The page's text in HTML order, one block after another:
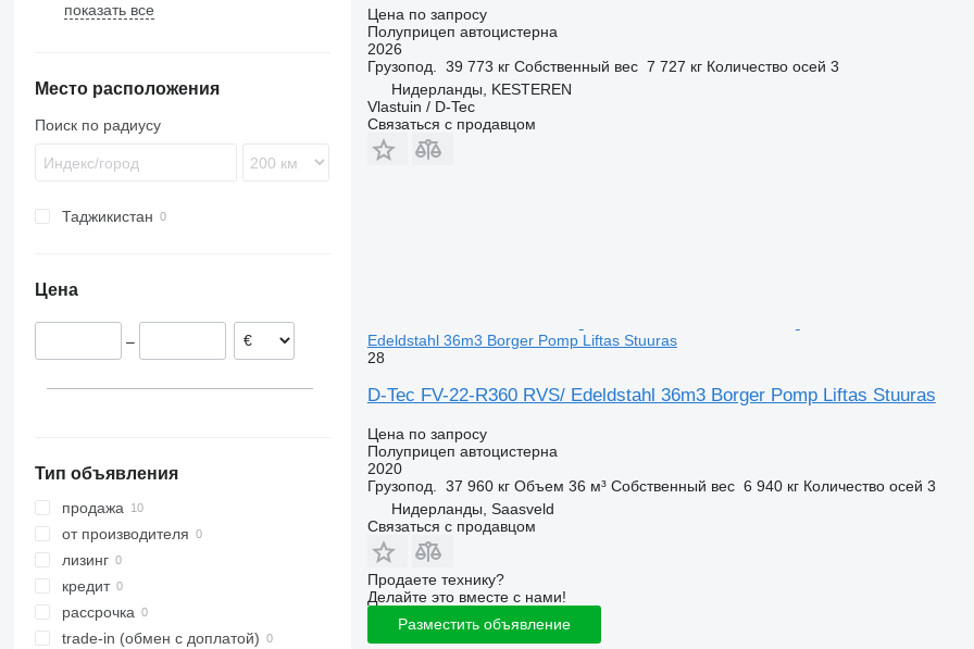
TX
показать все
Место расположения
Поиск по радиусу
Таджикистан
Цена
–
Тип объявления
продажа
от производителя
лизинг
кредит
рассрочка
trade-in (обмен с доплатой)
Цена по запросу
Полуприцеп автоцистерна
2026
Грузопод.
39 773 кг Собственный вес 7 727 кг Количество осей 3
Нидерланды, KESTEREN
Vlastuin / D-Tec
Связаться с продавцом
Edeldstahl 36m3 Borger Pomp Liftas Stuuras
28
D-Tec FV-22-R360 RVS/ Edeldstahl 36m3 Borger Pomp Liftas Stuuras
Цена по запросу
Полуприцеп автоцистерна
2020
Грузопод.
37 960 кг Объем 36 м³ Собственный вес 6 940 кг Количество осей 3
Нидерланды, Saasveld
Связаться с продавцом
Продаете технику?
Делайте это вместе с нами!
Разместить объявление